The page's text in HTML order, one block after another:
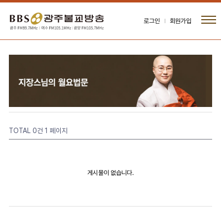
로그인 회원가입
TOTAL 0건 1 페이지
게시물이 없습니다.